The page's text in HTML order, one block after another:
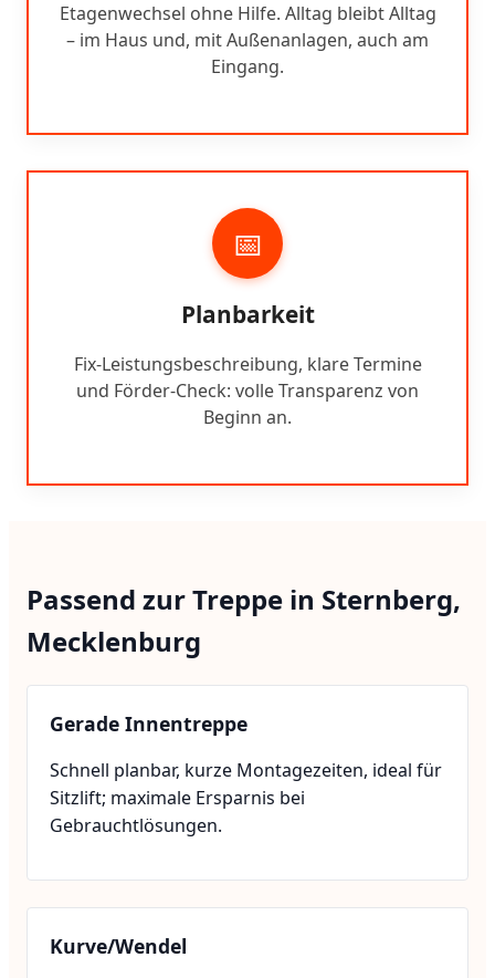
Etagenwechsel ohne Hilfe. Alltag bleibt Alltag
– im Haus und, mit Außenanlagen, auch am
Eingang.
📅
Planbarkeit
Fix-Leistungsbeschreibung, klare Termine
und Förder-Check: volle Transparenz von
Beginn an.
Passend zur Treppe in Sternberg,
Mecklenburg
Gerade Innentreppe
Schnell planbar, kurze Montagezeiten, ideal für
Sitzlift; maximale Ersparnis bei
Gebrauchtlösungen.
Kurve/Wendel